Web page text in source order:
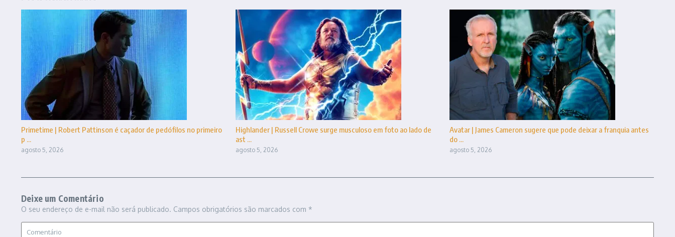
Primetime | Robert Pattinson é caçador de pedófilos no primeiro
p ...
agosto 5, 2026
Highlander | Russell Crowe surge musculoso em foto ao lado de
ast ...
agosto 5, 2026
Avatar | James Cameron sugere que pode deixar a franquia antes
do ...
agosto 5, 2026
Deixe um Comentário
O seu endereço de e-mail não será publicado. Campos obrigatórios são marcados com *